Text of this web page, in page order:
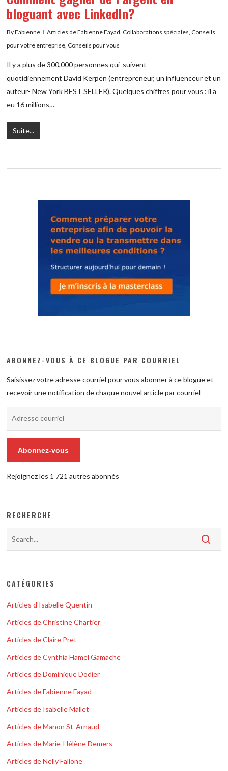
bloguant avec LinkedIn?
ByFabienne Articles de Fabienne Fayad Collaborations spéciales Conseils
pour votre entreprise Conseils pour vous
Il y a plus de 300,000 personnes qui suivent
quotidiennement David Kerpen (entrepreneur, un influenceur et un
auteur- New York BEST SELLER). Quelques chiffres pour vous : il a
eu 16 millions…
Suite...
ABONNEZ-VOUS À CE BLOGUE PAR COURRIEL
Saisissez votre adresse courriel pour vous abonner à ce blogue et
recevoir une notification de chaque nouvel article par courriel
Abonnez-vous
Rejoignez les 1 721 autres abonnés
RECHERCHE
CATÉGORIES
Articles d'Isabelle Quentin
Articles de Christine Chartier
Articles de Claire Pret
Articles de Cynthia Hamel Gamache
Articles de Dominique Dodier
Articles de Fabienne Fayad
Articles de Isabelle Mallet
Articles de Manon St-Arnaud
Articles de Marie-Hélène Demers
Articles de Nelly Fallone